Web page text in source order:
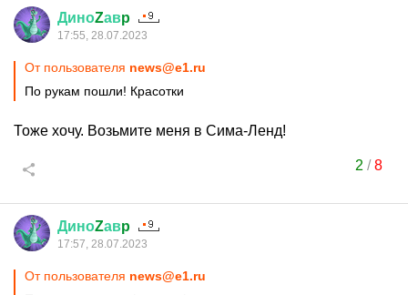
ДиноZавp
17:55, 28.07.2023
От пользователя news@e1.ru
По рукам пошли! Красотки
Тоже хочу. Возьмите меня в Сима-Ленд!
2 /8
ДиноZавp
17:57, 28.07.2023
От пользователя news@e1.ru